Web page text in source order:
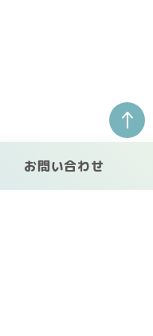
お問い合わせ
↑